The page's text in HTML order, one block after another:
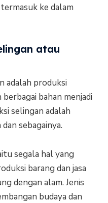
ke dalam
atau
adalah produksi
bahan menjadi
selingan adalah
sebagainya.
segala hal yang
barang dan jasa
dengan alam. Jenis
budaya dan